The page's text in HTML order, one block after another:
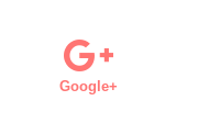
Google+